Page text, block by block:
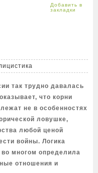
так трудно давалась
что корни
не в особенностях
ловушке,
любой ценой
войны. Логика
многом определила
отношения и